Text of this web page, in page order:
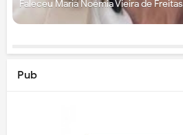
Faleceu Maria Noémia Vieira de Freitas
Pub